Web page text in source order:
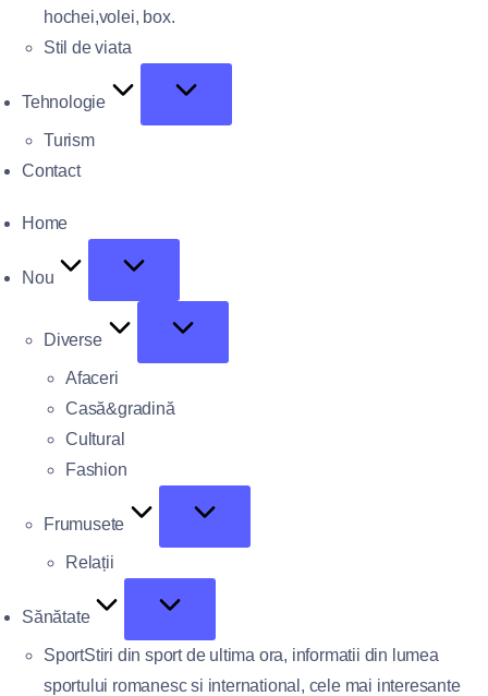
hochei,volei, box.
Stil de viata
Tehnologie
Turism
Contact
Home
Nou
Diverse
Afaceri
Casă&gradină
Cultural
Fashion
Frumusete
Relații
Sănătate
SportStiri din sport de ultima ora, informatii din lumea
sportului romanesc si international, cele mai interesante